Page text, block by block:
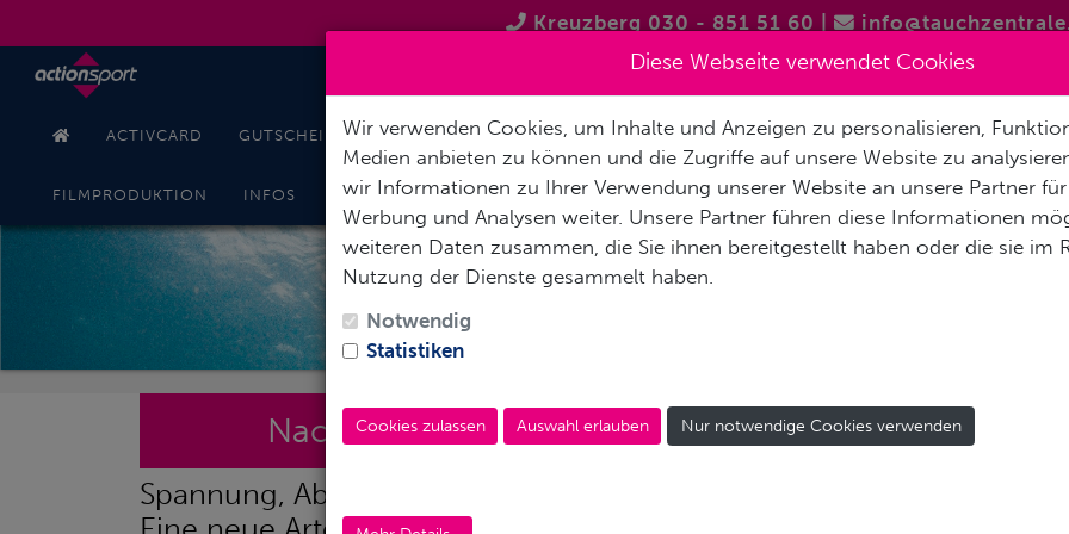
Kreuzberg 030 - 851 51 60
ACTIVCARD GUTSCHEINE TAUCHKURSE FREITAUCHEN / APNOE VERMIETUNG & SERVICE REISEN
FILMPRODUKTION INFOS ONLINESHOP KONTAKT
SPEZIALKURS
Nacht und limitierte Sicht
Spannung, Abenteuer und Faszination pur!
Diese Webseite verwendet Cookies
Wir verwenden Cookies, um Inhalte und Anzeigen zu personalisieren,
Medien anbieten zu können und die Zugriffe auf unsere Website zu
wir Informationen zu Ihrer Verwendung unserer Website an unsere Partner für
Werbung und Analysen weiter. Unsere Partner führen diese Informationen
weiteren Daten zusammen, die Sie ihnen bereitgestellt haben oder die sie im
Nutzung der Dienste gesammelt haben.
Notwendig
Statistiken
Cookies zulassen Auswahl erlauben Nur notwendige Cookies verwenden